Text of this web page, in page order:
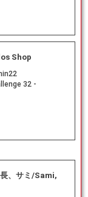
Shop
32 -
、サミ/Sami,